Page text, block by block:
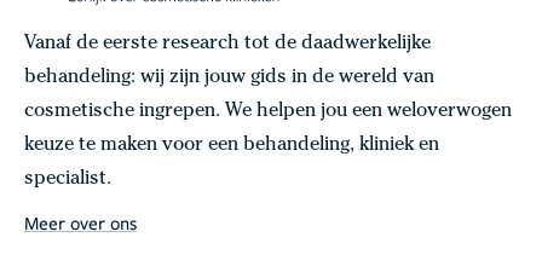
Vanaf de eerste research tot de daadwerkelijke
behandeling: wij zijn jouw gids in de wereld van
cosmetische ingrepen. We helpen jou een weloverwogen
keuze te maken voor een behandeling, kliniek en
specialist.
Meer over ons